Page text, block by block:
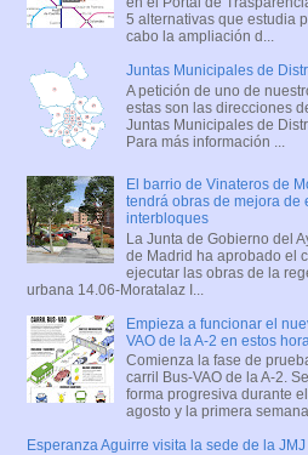
5 alternativas que estudia
cabo la ampliación d...
Juntas Municipales de
A petición de uno de
estas son las direcciones
Juntas Municipales de
Para más información ...
El barrio de Vinateros de
tendrá obras de mejora de
interbloques
La Junta de Gobierno del
de Madrid ha aprobado el
ejecutar las obras de la
urbana 14.06-Moratalaz I...
Empieza a funcionar el
VAO de la A-2 en estos
Comienza la fase de
carril Bus-VAO de la A-2.
forma progresiva durante
agosto y la primera
Esperanza Aguirre visita la sede de la